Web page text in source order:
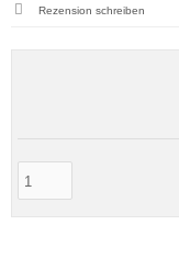
Rezension schreiben